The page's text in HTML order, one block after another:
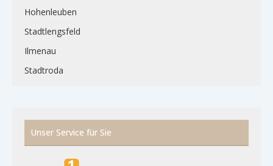
Hohenleuben
Stadtlengsfeld
Ilmenau
Stadtroda
Unser Service für Sie